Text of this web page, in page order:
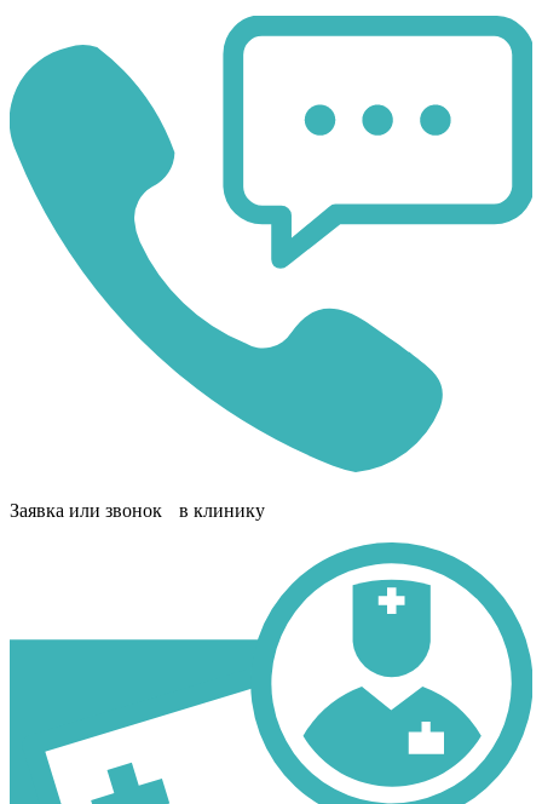
Заявка или звонок в клинику